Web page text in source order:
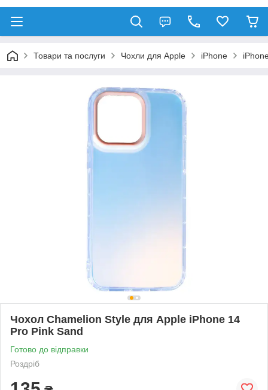
Товари та послуги Чохли для Apple iPhone
Чохол Chamelion Style для Apple iPhone 14
Pro Pink Sand
Готово до відправки
Роздріб